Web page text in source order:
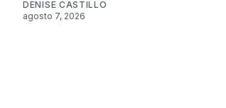
DENISE CASTILLO
agosto 7, 2026